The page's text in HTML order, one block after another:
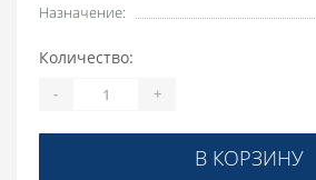
Назначение:
Количество:
- +
В КОРЗИНУ